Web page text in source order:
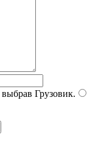
Грузовик.